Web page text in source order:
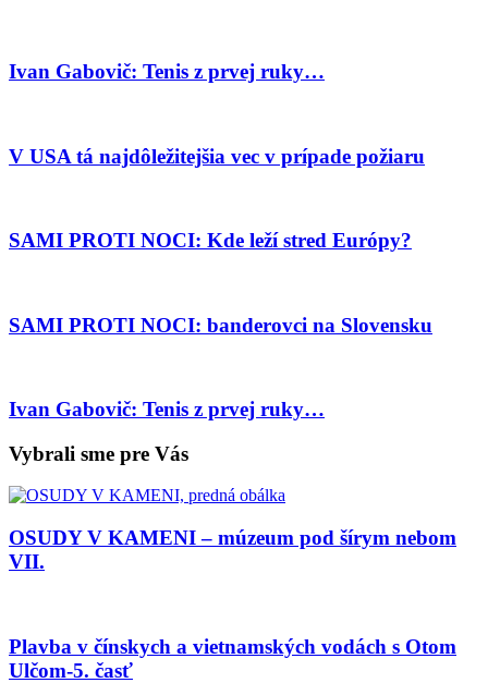
Ivan Gabovič: Tenis z prvej ruky…
V USA tá najdôležitejšia vec v prípade požiaru
SAMI PROTI NOCI: Kde leží stred Európy?
SAMI PROTI NOCI: banderovci na Slovensku
Ivan Gabovič: Tenis z prvej ruky…
Vybrali sme pre Vás
OSUDY V KAMENI – múzeum pod šírym nebom
VII.
Plavba v čínskych a vietnamských vodách s Otom
Ulčom-5. časť